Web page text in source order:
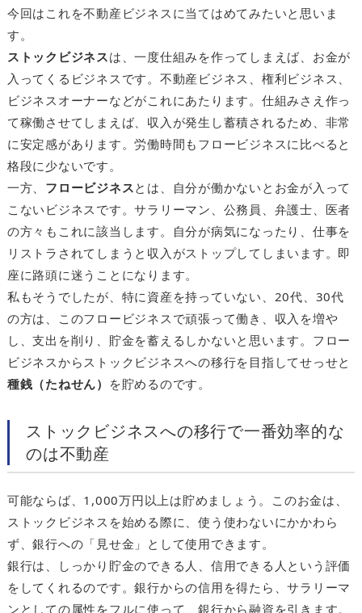
今回はこれを不動産ビジネスに当てはめてみたいと思いま
す。
ストックビジネスは、一度仕組みを作ってしまえば、お金が
入ってくるビジネスです。不動産ビジネス、権利ビジネス、
ビジネスオーナーなどがこれにあたります。仕組みさえ作っ
て稼働させてしまえば、収入が発生し蓄積されるため、非常
に安定感があります。労働時間もフロービジネスに比べると
格段に少ないです。
一方、 フロービジネスとは、自分が働かないとお金が入って
こないビジネスです。サラリーマン、公務員、弁護士、医者
の方々もこれに該当します。自分が病気になったり、仕事を
リストラされてしまうと収入がストップしてしまいます。即
座に路頭に迷うことになります。
私もそうでしたが、特に資産を持っていない、20代、30代
の方は、このフロービジネスで頑張って働き、収入を増や
し、支出を削り、貯金を蓄えるしかないと思います。フロー
ビジネスからストックビジネスへの移行を目指してせっせと
種銭（たねせん） を貯めるのです。
ストックビジネスへの移行で一番効率的な
のは不動産
可能ならば、1,000万円以上は貯めましょう。このお金は、
ストックビジネスを始める際に、使う使わないにかかわら
ず、銀行への「見せ金」として使用できます。
銀行は、しっかり貯金のできる人、信用できる人という評価
をしてくれるのです。銀行からの信用を得たら、サラリーマ
ンとしての属性をフルに使って、銀行から融資を引きます。